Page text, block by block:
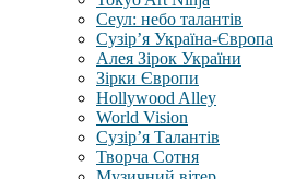
Сеул: небо талантів
Сузір’я Україна-Європа
Алея Зірок України
Зірки Європи
Hollywood Alley
World Vision
Сузір’я Талантів
Творча Сотня